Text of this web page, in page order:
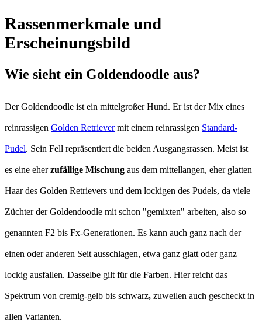
Rassenmerkmale und
Erscheinungsbild
Wie sieht ein Goldendoodle aus?
Der Goldendoodle ist ein mittelgroßer Hund. Er ist der Mix eines
reinrassigen Golden Retrievermit einem reinrassigen Standard-
Pudel. Sein Fell repräsentiert die beiden Ausgangsrassen. Meist ist
es eine eherzufällige Mischung aus dem mittellangen, eher glatten
Haar des Golden Retrievers und dem lockigen des Pudels, da viele
Züchter der Goldendoodle mit schon "gemixten" arbeiten, also so
genannten F2 bis Fx-Generationen. Es kann auch ganz nach der
einen oder anderen Seit ausschlagen, etwa ganz glatt oder ganz
lockig ausfallen. Dasselbe gilt für die Farben. Hier reicht das
Spektrum von cremig-gelb bis schwarz, zuweilen auch gescheckt in
allen Varianten.